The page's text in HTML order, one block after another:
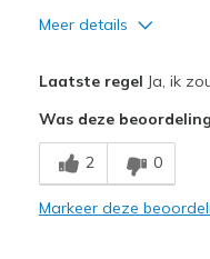
Meer details
Breathe Well
Comfortable
Laatste regel Ja, ik
Was deze
2 0
Markeer deze